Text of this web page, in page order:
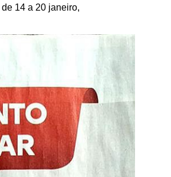
14 a 20 janeiro,